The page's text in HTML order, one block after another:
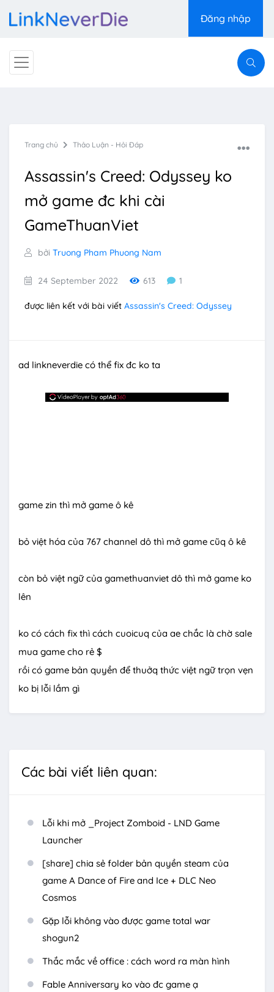
Đăng nhập
Trang chủ Thảo Luận - Hỏi Đáp
Assassin's Creed: Odyssey ko
mở game đc khi cài
GameThuanViet
bởi Truong Pham Phuong Nam
24 September 2022 613 1
được liên kết với bài viết Assassin's Creed: Odyssey
ad linkneverdie có thể fix đc ko ta
game zin thì mở game ô kê
bỏ việt hóa của 767 channel dô thì mở game cũq ô kê
còn bỏ việt ngữ của gamethuanviet dô thì mở game ko
lên
ko có cách fix thì cách cuoicuq của ae chắc là chờ sale
mua game cho rẻ $
rồi có game bản quyền để thuởq thức việt ngữ trọn vẹn
ko bị lỗi lầm gì
Các bài viết liên quan:
Lỗi khi mở _Project Zomboid - LND Game
Launcher
[share] chia sẻ folder bản quyền steam của
game A Dance of Fire and Ice + DLC Neo
Cosmos
Gặp lỗi không vào được game total war
shogun2
Thắc mắc về office : cách word ra màn hình
Fable Anniversary ko vào đc game ạ